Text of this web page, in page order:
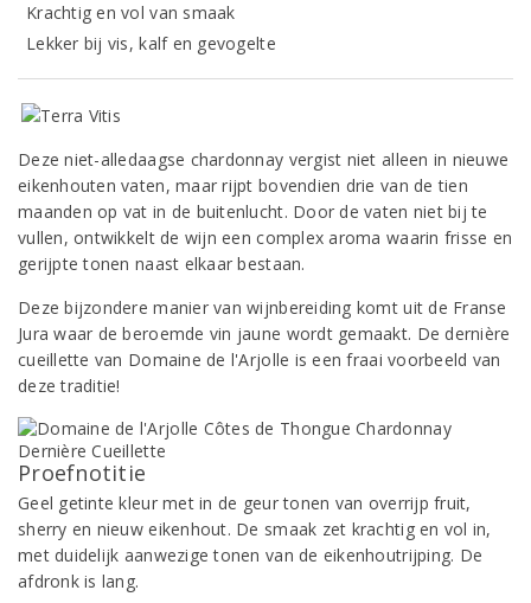
Krachtig en vol van smaak
Lekker bij vis, kalf en gevogelte
Deze niet-alledaagse chardonnay vergist niet alleen in nieuwe
eikenhouten vaten, maar rijpt bovendien drie van de tien
maanden op vat in de buitenlucht. Door de vaten niet bij te
vullen, ontwikkelt de wijn een complex aroma waarin frisse en
gerijpte tonen naast elkaar bestaan.
Deze bijzondere manier van wijnbereiding komt uit de Franse
Jura waar de beroemde vin jaune wordt gemaakt. De dernière
cueillette van Domaine de l'Arjolle is een fraai voorbeeld van
deze traditie!
Proefnotitie
Geel getinte kleur met in de geur tonen van overrijp fruit,
sherry en nieuw eikenhout. De smaak zet krachtig en vol in,
met duidelijk aanwezige tonen van de eikenhoutrijping. De
afdronk is lang.